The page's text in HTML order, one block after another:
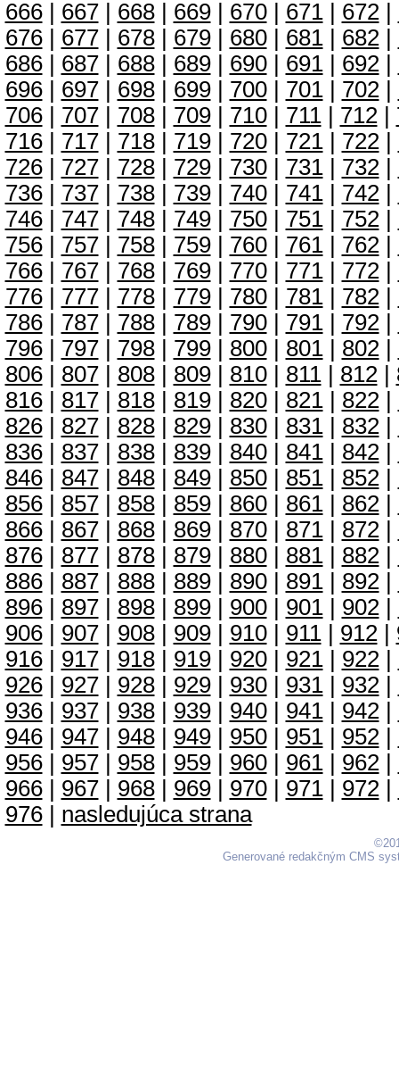
666| 667| 668| 669| 670| 671| 672|
676| 677| 678| 679| 680| 681| 682|
686| 687| 688| 689| 690| 691| 692|
696| 697| 698| 699| 700| 701| 702|
706| 707| 708| 709| 710| 711| 712|
716| 717| 718| 719| 720| 721| 722|
726| 727| 728| 729| 730| 731| 732|
736| 737| 738| 739| 740| 741| 742|
746| 747| 748| 749| 750| 751| 752|
756| 757| 758| 759| 760| 761| 762|
766| 767| 768| 769| 770| 771| 772|
776| 777| 778| 779| 780| 781| 782|
786| 787| 788| 789| 790| 791| 792|
796| 797| 798| 799| 800| 801| 802|
806| 807| 808| 809| 810| 811| 812|
816| 817| 818| 819| 820| 821| 822|
826| 827| 828| 829| 830| 831| 832|
836| 837| 838| 839| 840| 841| 842|
846| 847| 848| 849| 850| 851| 852|
856| 857| 858| 859| 860| 861| 862|
866| 867| 868| 869| 870| 871| 872|
876| 877| 878| 879| 880| 881| 882|
886| 887| 888| 889| 890| 891| 892|
896| 897| 898| 899| 900| 901| 902|
906| 907| 908| 909| 910| 911| 912|
916| 917| 918| 919| 920| 921| 922|
926| 927| 928| 929| 930| 931| 932|
936| 937| 938| 939| 940| 941| 942|
946| 947| 948| 949| 950| 951| 952|
956| 957| 958| 959| 960| 961| 962|
966| 967| 968| 969| 970| 971| 972|
976| nasledujúca strana
Generované redakčným CMS